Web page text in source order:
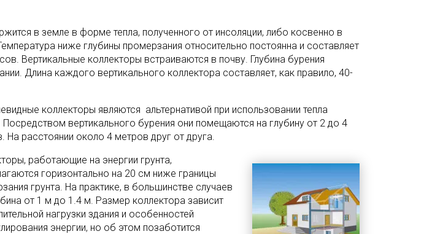
в земле в форме тепла, полученного от инсоляции, либо косвенно в
ниже глубины промерзания относительно постоянна и составляет
Вертикальные коллекторы встраиваются в почву. Глубина бурения
Длина каждого вертикального коллектора составляет, как правило, 40-
коллекторы являются альтернативой при использовании тепла
Посредством вертикального бурения они помещаются на глубину от 2 до 4
На расстоянии около 4 метров друг от друга.
работающие на энергии грунта,
горизонтально на 20 см ниже границы
грунта. На практике, в большинстве случаев
от 1 м до 1.4 м. Размер коллектора зависит
нагрузки здания и особенностей
энергии, но об этом позаботится